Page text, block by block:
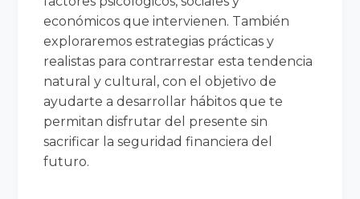
económicos que intervienen. También
exploraremos estrategias prácticas y
realistas para contrarrestar esta tendencia
natural y cultural, con el objetivo de
ayudarte a desarrollar hábitos que te
permitan disfrutar del presente sin
sacrificar la seguridad financiera del
futuro.